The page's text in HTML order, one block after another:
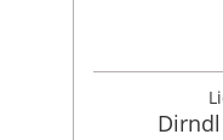
Dirndl